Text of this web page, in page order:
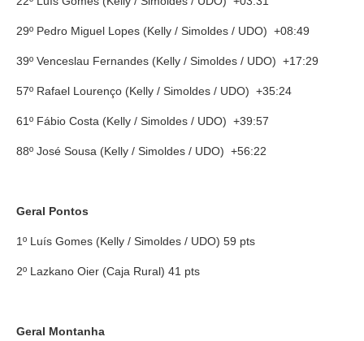
29º Pedro Miguel Lopes (Kelly / Simoldes / UDO) +08:49
39º Venceslau Fernandes (Kelly / Simoldes / UDO) +17:29
57º Rafael Lourenço (Kelly / Simoldes / UDO) +35:24
61º Fábio Costa (Kelly / Simoldes / UDO) +39:57
88º José Sousa (Kelly / Simoldes / UDO) +56:22
Geral Pontos
1º Luís Gomes (Kelly / Simoldes / UDO) 59 pts
2º Lazkano Oier (Caja Rural) 41 pts
Geral Montanha